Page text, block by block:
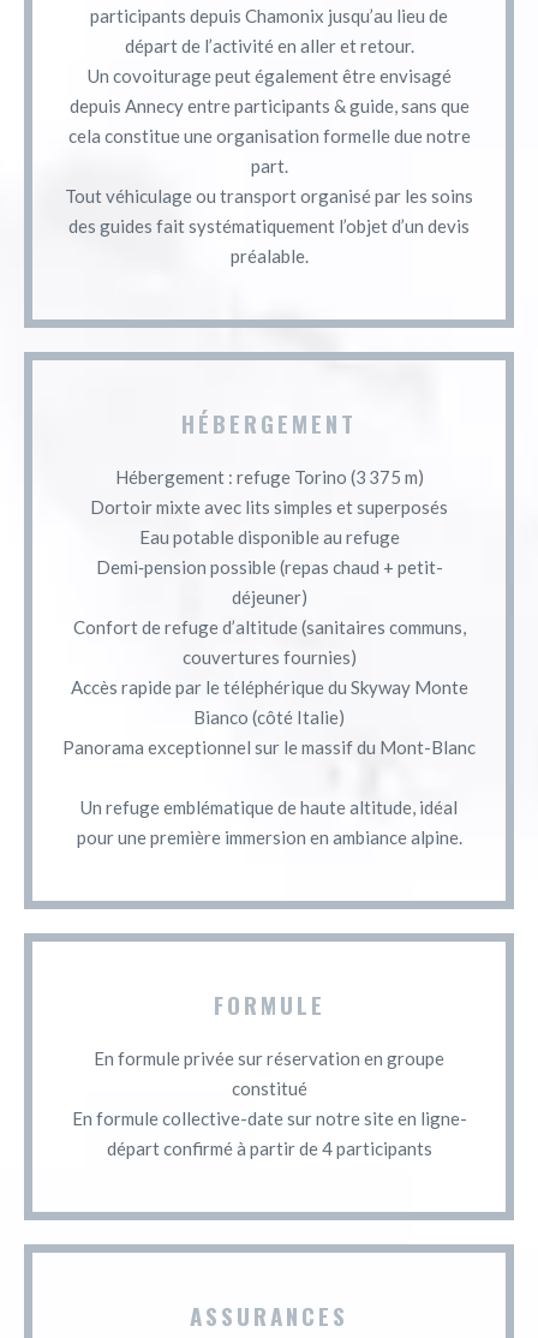
participants depuis Chamonix jusqu’au lieu de
départ de l’activité en aller et retour.
Un covoiturage peut également être envisagé
depuis Annecy entre participants & guide, sans que
cela constitue une organisation formelle due notre
part.
Tout véhiculage ou transport organisé par les soins
des guides fait systématiquement l’objet d’un devis
préalable.
HÉBERGEMENT
Hébergement : refuge Torino (3 375 m)
Dortoir mixte avec lits simples et superposés
Eau potable disponible au refuge
Demi‑pension possible (repas chaud + petit-
déjeuner)
Confort de refuge d’altitude (sanitaires communs,
couvertures fournies)
Accès rapide par le téléphérique du Skyway Monte
Bianco (côté Italie)
Panorama exceptionnel sur le massif du Mont-Blanc
Un refuge emblématique de haute altitude, idéal
pour une première immersion en ambiance alpine.
FORMULE
En formule privée sur réservation en groupe
constitué
En formule collective-date sur notre site en ligne-
départ confirmé à partir de 4 participants
ASSURANCES